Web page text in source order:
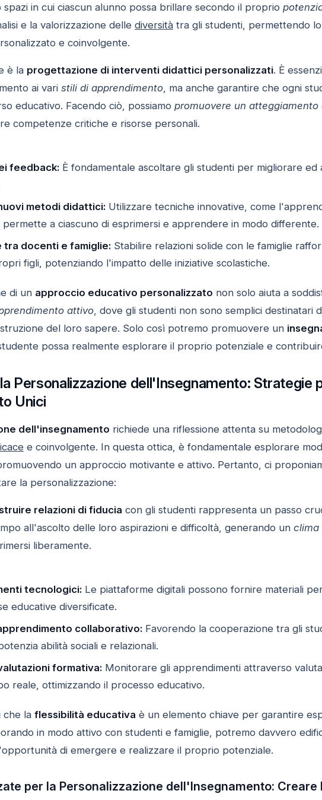
spazi in cui ciascun alunno possa brillare secondo il proprio
e la valorizzazione delle diversitàtra gli studenti, permettendo
e coinvolgente.
è la progettazione di interventi didattici personalizzati. È
ai vari stili di apprendimento, ma anche garantire che ogni
educativo. Facendo ciò, possiamo promuovere un atteggiamento
competenze critiche e risorse personali.
feedback:È fondamentale ascoltare gli studenti per migliorare
metodi didattici:Utilizzare tecniche innovative, come
permette a ciascuno di esprimersi e apprendere in modo differente.
tra docenti e famiglie:Stabilire relazioni solide con le famiglie
figli, potenziando l'impatto delle iniziative scolastiche.
di un approccio educativo personalizzato non solo aiuta a
attivo, dove gli studenti non sono semplici destinatari
del loro sapere. Solo così potremo promuovere un
possa realmente esplorare il proprio potenziale e
Personalizzazione dell'Insegnamento: Strategie
Unici
dell'insegnamento richiede una riflessione attenta su
e coinvolgente. In questa ottica, è fondamentale esplorare
un approccio motivante e attivo. Pertanto, ci
la personalizzazione:
relazioni di fiducia con gli studenti rappresenta un passo
all'ascolto delle loro aspirazioni e difficoltà, generando un clima
liberamente.
tecnologici:Le piattaforme digitali possono fornire materiali
educative diversificate.
collaborativo:Favorendo la cooperazione tra gli
abilità sociali e relazionali.
formativa:Monitorare gli apprendimenti attraverso
reale, ottimizzando il processo educativo.
che la flessibilità educativa è un elemento chiave per garantire
in modo attivo con studenti e famiglie, potremo davvero
di emergere e realizzare il proprio potenziale.
per la Personalizzazione dell'Insegnamento: